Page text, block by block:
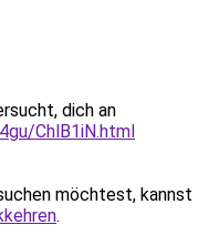
dich an
ChlB1iN.html
möchtest, kannst
.